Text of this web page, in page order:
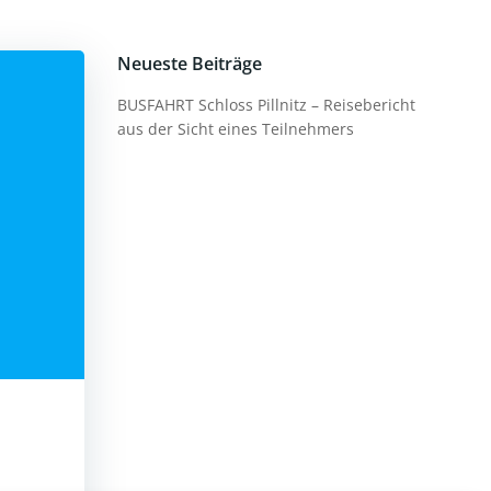
Neueste Beiträge
BUSFAHRT Schloss Pillnitz – Reisebericht
aus der Sicht eines Teilnehmers